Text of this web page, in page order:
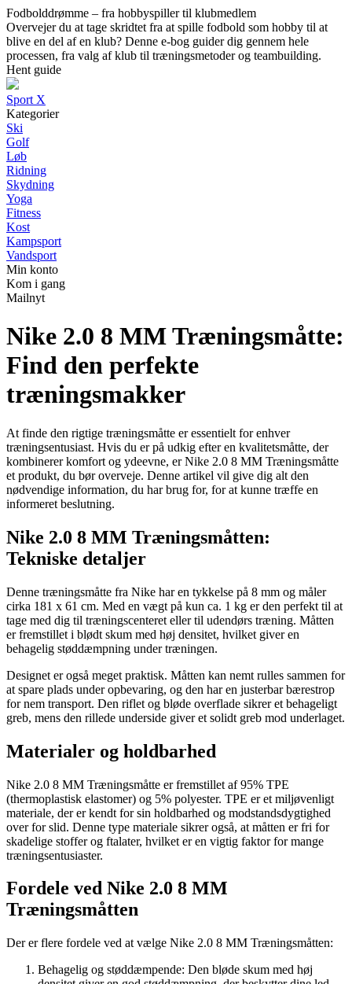
Fodbolddrømme – fra hobbyspiller til klubmedlem
Overvejer du at tage skridtet fra at spille fodbold som hobby til at
blive en del af en klub? Denne e-bog guider dig gennem hele
processen, fra valg af klub til træningsmetoder og teambuilding.
Hent guide
Sport X
Kategorier
Ski
Golf
Løb
Ridning
Skydning
Yoga
Fitness
Kost
Kampsport
Vandsport
Min konto
Kom i gang
Mailnyt
Nike 2.0 8 MM Træningsmåtte:
Find den perfekte
træningsmakker
At finde den rigtige træningsmåtte er essentielt for enhver
træningsentusiast. Hvis du er på udkig efter en kvalitetsmåtte, der
kombinerer komfort og ydeevne, er Nike 2.0 8 MM Træningsmåtte
et produkt, du bør overveje. Denne artikel vil give dig alt den
nødvendige information, du har brug for, for at kunne træffe en
informeret beslutning.
Nike 2.0 8 MM Træningsmåtten:
Tekniske detaljer
Denne træningsmåtte fra Nike har en tykkelse på 8 mm og måler
cirka 181 x 61 cm. Med en vægt på kun ca. 1 kg er den perfekt til at
tage med dig til træningscenteret eller til udendørs træning. Måtten
er fremstillet i blødt skum med høj densitet, hvilket giver en
behagelig støddæmpning under træningen.
Designet er også meget praktisk. Måtten kan nemt rulles sammen for
at spare plads under opbevaring, og den har en justerbar bærestrop
for nem transport. Den riflet og bløde overflade sikrer et behageligt
greb, mens den rillede underside giver et solidt greb mod underlaget.
Materialer og holdbarhed
Nike 2.0 8 MM Træningsmåtte er fremstillet af 95% TPE
(thermoplastisk elastomer) og 5% polyester. TPE er et miljøvenligt
materiale, der er kendt for sin holdbarhed og modstandsdygtighed
over for slid. Denne type materiale sikrer også, at måtten er fri for
skadelige stoffer og ftalater, hvilket er en vigtig faktor for mange
træningsentusiaster.
Fordele ved Nike 2.0 8 MM
Træningsmåtten
Der er flere fordele ved at vælge Nike 2.0 8 MM Træningsmåtten:
Behagelig og støddæmpende: Den bløde skum med høj